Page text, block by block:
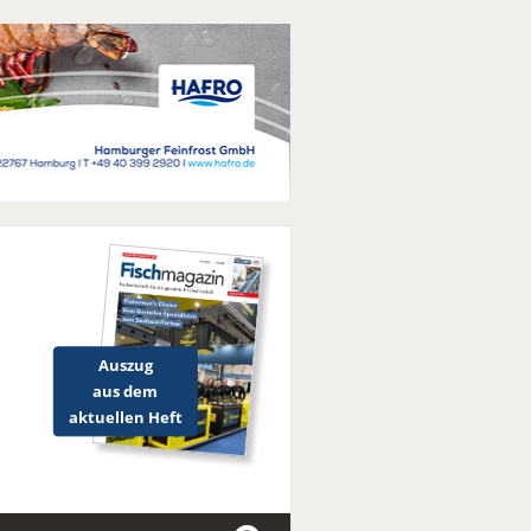
Auszug
aus dem
aktuellen Heft